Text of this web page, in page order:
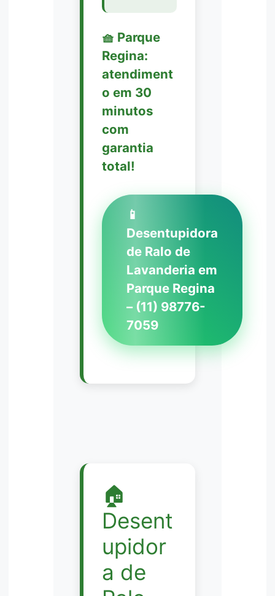
🧺 Parque
Regina:
atendiment
o em 30
minutos
com
garantia
total!
📱
Desentupidora
de Ralo de
Lavanderia em
Parque Regina
– (11) 98776-
7059
🏠
Desent
upidor
a de